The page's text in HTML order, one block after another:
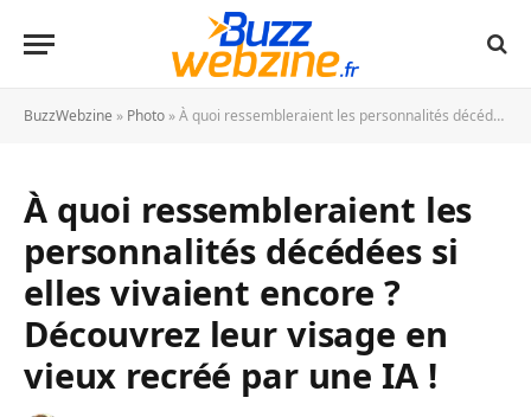
BuzzWebzine » Photo »À quoi ressembleraient les personnalités décédées si elles vivaient encore ? Découvrez leur visage en vieux recréé par une IA !
À quoi ressembleraient les
personnalités décédées si
elles vivaient encore ?
Découvrez leur visage en
vieux recréé par une IA !